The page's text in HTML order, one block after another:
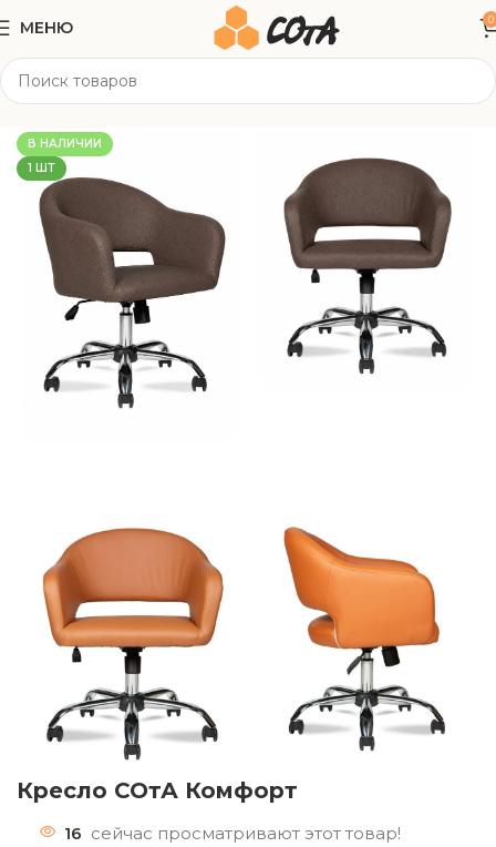
МЕНЮ 0
Офисная мебель
В НАЛИЧИИ
1 ШТ
Кресло СОтА Комфорт
16 сейчас просматривают этот товар!